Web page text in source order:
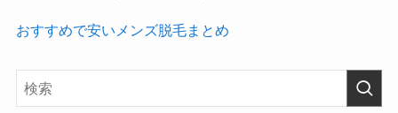
おすすめで安いメンズ脱毛まとめ